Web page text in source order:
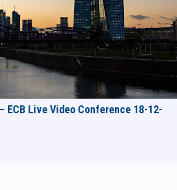
ECB Live Video Conference 18-12-